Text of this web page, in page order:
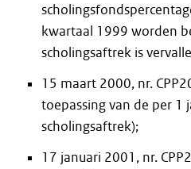
kwartaal 1999 worden
scholingsaftrek is
15 maart 2000, nr.
toepassing van de per 1
scholingsaftrek);
17 januari 2001, nr.